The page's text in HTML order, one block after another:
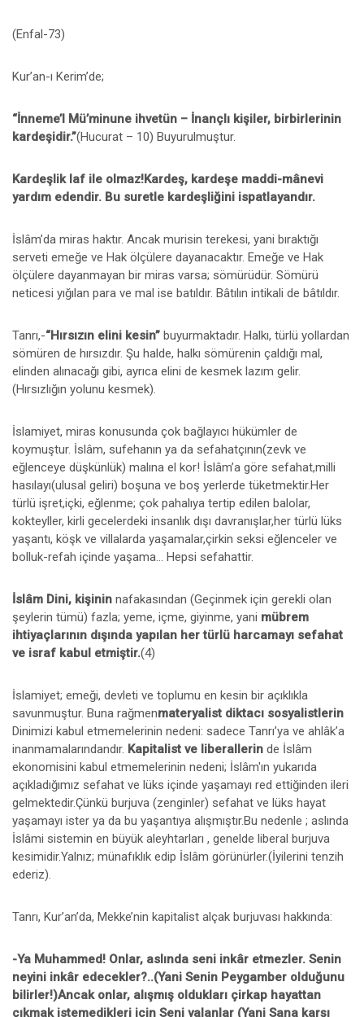
(Enfal-73)
Kur’an-ı Kerim’de;
“İnneme’l Mü’minune ihvetün – İnançlı kişiler, birbirlerinin
kardeşidir.”(Hucurat – 10) Buyurulmuştur.
Kardeşlik laf ile olmaz!Kardeş, kardeşe maddi-mânevi
yardım edendir. Bu suretle kardeşliğini ispatlayandır.
İslâm’da miras haktır. Ancak murisin terekesi, yani bıraktığı
serveti emeğe ve Hak ölçülere dayanacaktır. Emeğe ve Hak
ölçülere dayanmayan bir miras varsa; sömürüdür. Sömürü
neticesi yığılan para ve mal ise batıldır. Bâtılın intikali de bâtıldır.
Tanrı,-“Hırsızın elini kesin” buyurmaktadır. Halkı, türlü yollardan
sömüren de hırsızdır. Şu halde, halkı sömürenin çaldığı mal,
elinden alınacağı gibi, ayrıca elini de kesmek lazım gelir.
(Hırsızlığın yolunu kesmek).
İslamiyet, miras konusunda çok bağlayıcı hükümler de
koymuştur. İslâm, sufehanın ya da sefahatçının(zevk ve
eğlenceye düşkünlük) malına el kor! İslâm’a göre sefahat,milli
hasılayı(ulusal geliri) boşuna ve boş yerlerde tüketmektir.Her
türlü işret,içki, eğlenme; çok pahalıya tertip edilen balolar,
kokteyller, kirli gecelerdeki insanlık dışı davranışlar,her türlü lüks
yaşantı, köşk ve villalarda yaşamalar,çirkin seksi eğlenceler ve
bolluk-refah içinde yaşama... Hepsi sefahattir.
İslâm Dini, kişinin nafakasından (Geçinmek için gerekli olan
şeylerin tümü) fazla; yeme, içme, giyinme, yani mübrem
ihtiyaçlarının dışında yapılan her türlü harcamayı sefahat
ve israf kabul etmiştir.(4)
İslamiyet; emeği, devleti ve toplumu en kesin bir açıklıkla
savunmuştur. Buna rağmenmateryalist diktacı sosyalistlerin
Dinimizi kabul etmemelerinin nedeni: sadece Tanrı’ya ve ahlâk’a
inanmamalarındandır. Kapitalist ve liberallerin de İslâm
ekonomisini kabul etmemelerinin nedeni; İslâm'ın yukarıda
açıkladığımız sefahat ve lüks içinde yaşamayı red ettiğinden ileri
gelmektedir.Çünkü burjuva (zenginler) sefahat ve lüks hayat
yaşamayı ister ya da bu yaşantıya alışmıştır.Bu nedenle ; aslında
İslâmi sistemin en büyük aleyhtarları , genelde liberal burjuva
kesimidir.Yalnız; münafıklık edip İslâm görünürler.(İyilerini tenzih
ederiz).
Tanrı, Kur’an’da, Mekke’nin kapitalist alçak burjuvası hakkında:
-Ya Muhammed! Onlar, aslında seni inkâr etmezler. Senin
neyini inkâr edecekler?..(Yani Senin Peygamber olduğunu
bilirler!)Ancak onlar, alışmış oldukları çirkap hayattan
çıkmak istemedikleri için Seni yalanlar (Yani Sana karşı